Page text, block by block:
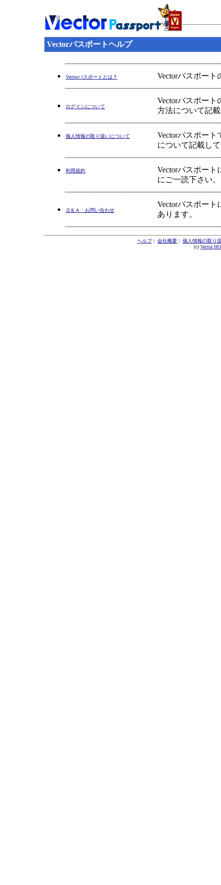
Vectorパスポートヘルプ
Vectorパスポートとは？ Vectorパスポー
ログインについて
Vectorパスポー
方法について記
個人情報の取り扱いについて
Vectorパスポー
について記載し
利用規約
Vectorパスポー
にご一読下さい。
Ｑ＆Ａ・お問い合わせ
Vectorパスポー
あります。
ヘルプ| 会社概要 | 個人情報の取り
(c) Vector